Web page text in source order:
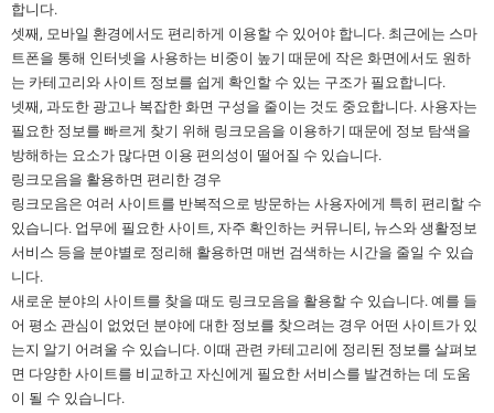
합니다.
셋째, 모바일 환경에서도 편리하게 이용할 수 있어야 합니다. 최근에는 스마
트폰을 통해 인터넷을 사용하는 비중이 높기 때문에 작은 화면에서도 원하
는 카테고리와 사이트 정보를 쉽게 확인할 수 있는 구조가 필요합니다.
넷째, 과도한 광고나 복잡한 화면 구성을 줄이는 것도 중요합니다. 사용자는
필요한 정보를 빠르게 찾기 위해 링크모음을 이용하기 때문에 정보 탐색을
방해하는 요소가 많다면 이용 편의성이 떨어질 수 있습니다.
링크모음을 활용하면 편리한 경우
링크모음은 여러 사이트를 반복적으로 방문하는 사용자에게 특히 편리할 수
있습니다. 업무에 필요한 사이트, 자주 확인하는 커뮤니티, 뉴스와 생활정보
서비스 등을 분야별로 정리해 활용하면 매번 검색하는 시간을 줄일 수 있습
니다.
새로운 분야의 사이트를 찾을 때도 링크모음을 활용할 수 있습니다. 예를 들
어 평소 관심이 없었던 분야에 대한 정보를 찾으려는 경우 어떤 사이트가 있
는지 알기 어려울 수 있습니다. 이때 관련 카테고리에 정리된 정보를 살펴보
면 다양한 사이트를 비교하고 자신에게 필요한 서비스를 발견하는 데 도움
이 될 수 있습니다.